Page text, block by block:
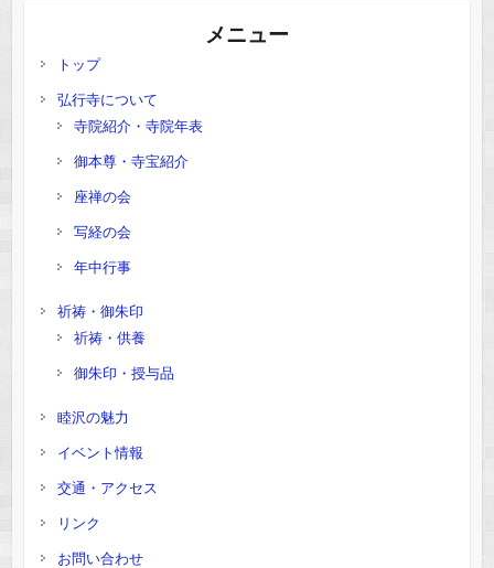
メニュー
トップ
弘行寺について
寺院紹介・寺院年表
御本尊・寺宝紹介
座禅の会
写経の会
年中行事
祈祷・御朱印
祈祷・供養
御朱印・授与品
睦沢の魅力
イベント情報
交通・アクセス
リンク
お問い合わせ